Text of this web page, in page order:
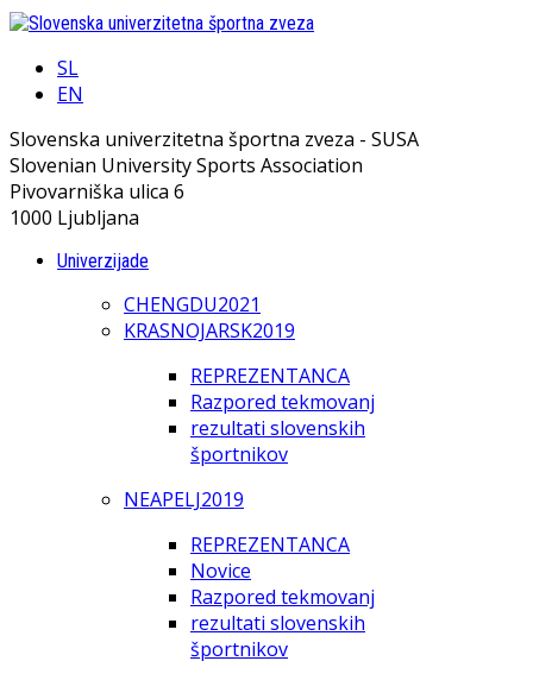
SL
EN
Slovenska univerzitetna športna zveza - SUSA
Slovenian University Sports Association
Pivovarniška ulica 6
1000 Ljubljana
Univerzijade
CHENGDU2021
KRASNOJARSK2019
REPREZENTANCA
Razpored tekmovanj
rezultati slovenskih
športnikov
NEAPELJ2019
REPREZENTANCA
Novice
Razpored tekmovanj
rezultati slovenskih
športnikov